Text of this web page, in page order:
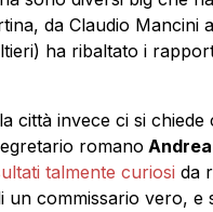
da Claudio Mancini
ha ribaltato i
città invece ci si chiede
romano
talmente curiosi da
un commissario vero, e